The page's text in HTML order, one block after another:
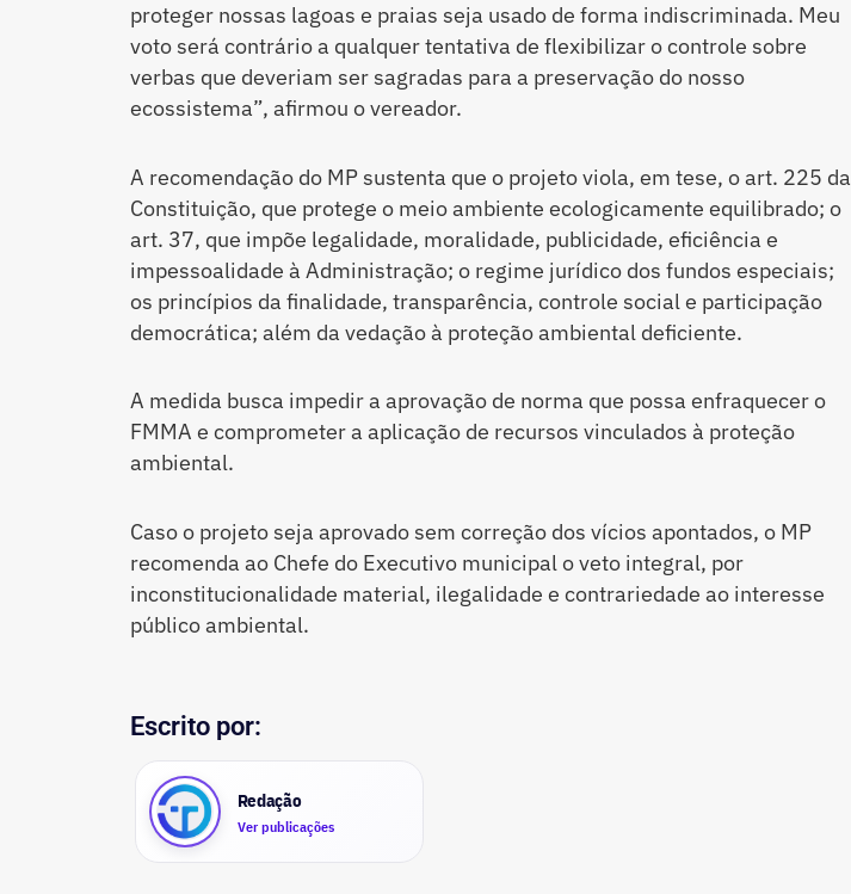
proteger nossas lagoas e praias seja usado de forma indiscriminada. Meu
voto será contrário a qualquer tentativa de flexibilizar o controle sobre
verbas que deveriam ser sagradas para a preservação do nosso
ecossistema”, afirmou o vereador.
A recomendação do MP sustenta que o projeto viola, em tese, o art. 225 da
Constituição, que protege o meio ambiente ecologicamente equilibrado; o
art. 37, que impõe legalidade, moralidade, publicidade, eficiência e
impessoalidade à Administração; o regime jurídico dos fundos especiais;
os princípios da finalidade, transparência, controle social e participação
democrática; além da vedação à proteção ambiental deficiente.
A medida busca impedir a aprovação de norma que possa enfraquecer o
FMMA e comprometer a aplicação de recursos vinculados à proteção
ambiental.
Caso o projeto seja aprovado sem correção dos vícios apontados, o MP
recomenda ao Chefe do Executivo municipal o veto integral, por
inconstitucionalidade material, ilegalidade e contrariedade ao interesse
público ambiental.
Escrito por:
Redação
Ver publicações